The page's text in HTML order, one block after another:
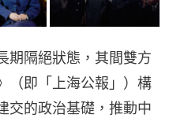
期隔絕狀態，其間雙方
（即「上海公報」）構
交的政治基礎，推動中